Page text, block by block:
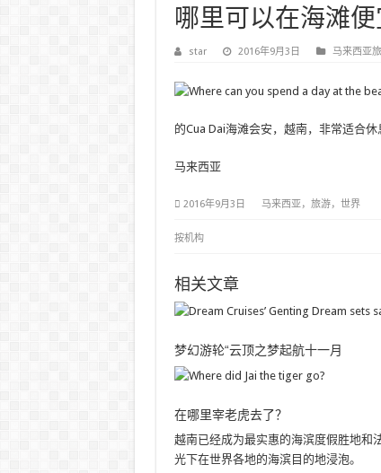
哪里可以在海滩便
star 2016年9月3日 马来西亚
的Cua Dai海滩会安，越南，非常适合休
马来西亚
2016年9月3日 马来西亚，旅游，世界
按机构
相关文章
梦幻游轮“云顶之梦起航十一月
在哪里宰老虎去了？
越南已经成为最实惠的海滨度假胜地和
光下在世界各地的海滨目的地浸泡。